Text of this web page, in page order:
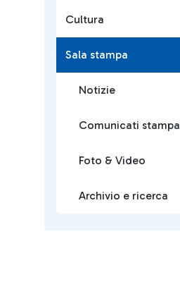
Cultura
Sala stampa
Notizie
Comunicati stampa
Foto & Video
Archivio e ricerca